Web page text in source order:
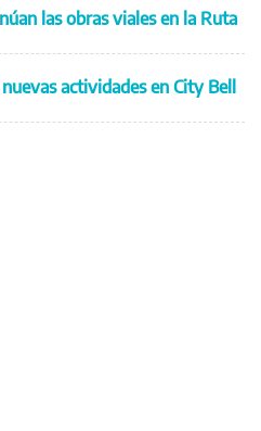
las obras viales en la Ruta
actividades en City Bell